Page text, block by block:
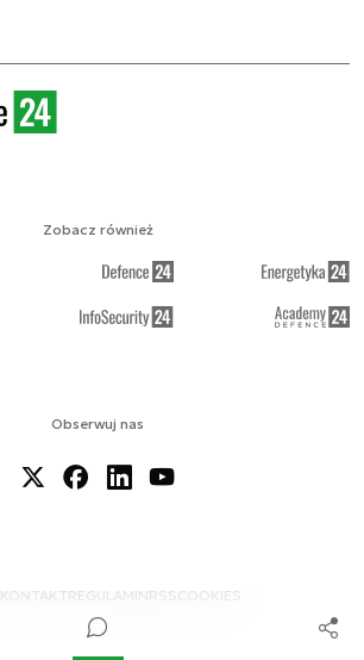
Obserwuj nas
KONTAKTREGULAMINRSS COOKIES
Zobacz również